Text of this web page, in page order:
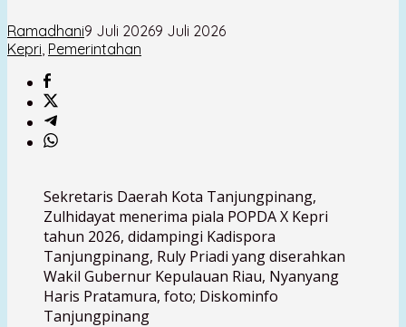
Ramadhani9 Juli 20269 Juli 2026
Kepri Pemerintahan
Sekretaris Daerah Kota Tanjungpinang,
Zulhidayat menerima piala POPDA X Kepri
tahun 2026, didampingi Kadispora
Tanjungpinang, Ruly Priadi yang diserahkan
Wakil Gubernur Kepulauan Riau, Nyanyang
Haris Pratamura, foto; Diskominfo
Tanjungpinang